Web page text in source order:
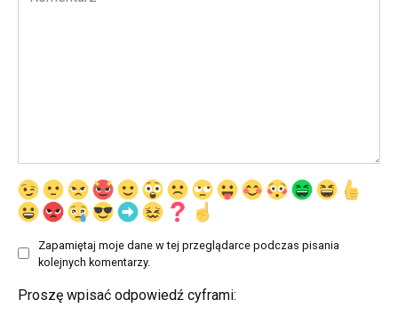
Zapamiętaj moje dane w tej przeglądarce podczas pisania
kolejnych komentarzy.
Proszę wpisać odpowiedź cyframi: